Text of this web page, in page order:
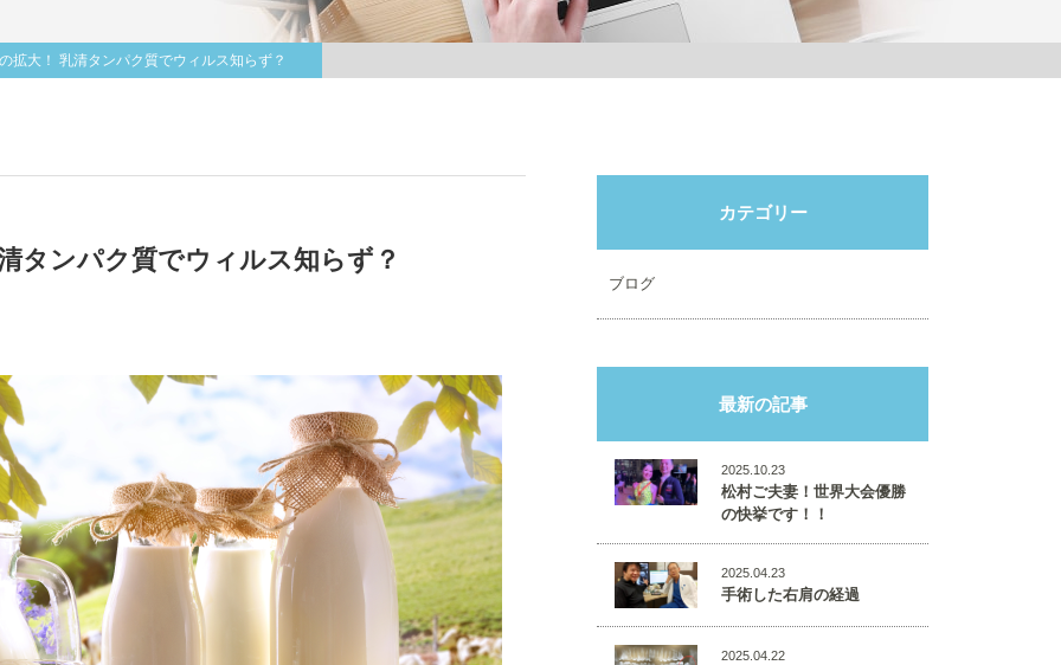
拡大！ 乳清タンパク質でウィルス知らず？
タンパク質でウィルス知らず？
カテゴリー
ブログ
最新の記事
2025.10.23
松村ご夫妻！世界大会優勝
の快挙です！！
2025.04.23
手術した右肩の経過
2025.04.22